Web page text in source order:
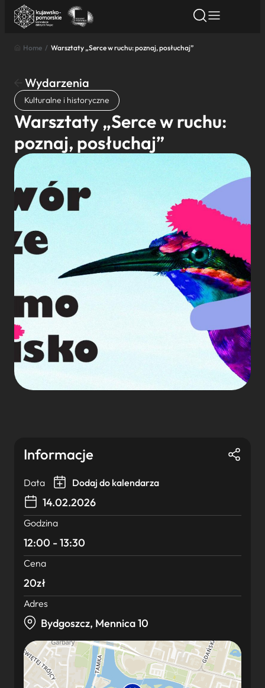
Znajdź atrakcję
Nazwa atrakcji
Miasto
Home / Warsztaty „Serce w ruchu: poznaj, posłuchaj”
Wydarzenia
Kulturalne i historyczne
Warsztaty „Serce w ruchu:
poznaj, posłuchaj”
Informacje
Data Dodaj do kalendarza
14.02.2026
Godzina
12:00 - 13:30
Cena
20zł
Adres
Bydgoszcz, Mennica 10